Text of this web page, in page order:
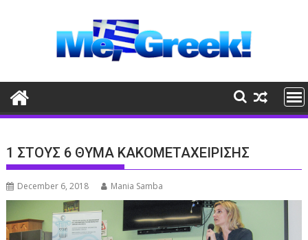
1 ΣΤΟΥΣ 6 ΘΥΜΑ ΚΑΚΟΜΕΤΑΧΕΙΡΙΣΗΣ
December 6, 2018 Mania Samba